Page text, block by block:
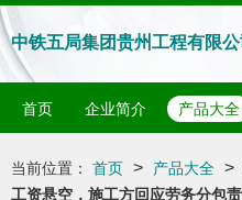
中铁五局集团贵州工程有限公
首页 企业简介 产品大全
当前位置： 首页 > 产品大全 >
工资悬空，施工方回应劳务分包